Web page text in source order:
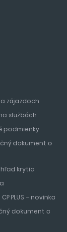
zájazdoch
službách
podmienky
dokument o
krytia
PLUS – novinka
dokument o